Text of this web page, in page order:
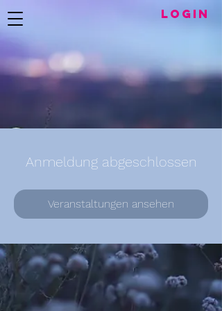
LogIN
Anmeldung abgeschlossen
Veranstaltungen ansehen